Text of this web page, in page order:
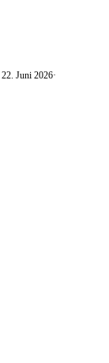
22. Juni 2026·